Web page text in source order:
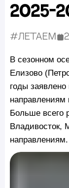
2025-
#Летаем
В сезонном
Елизово
годы
направлениям
Больше всего
Владивосток,
направлениям.